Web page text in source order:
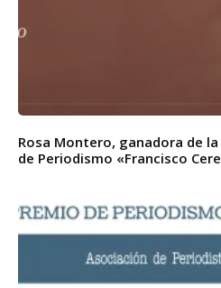
Rosa Montero, ganadora de
de Periodismo «Francisco